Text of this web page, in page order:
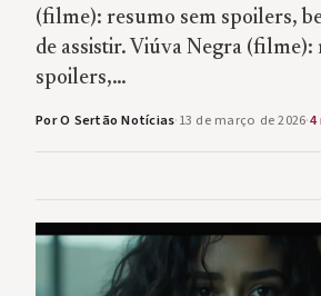
(filme): resumo sem spoilers,
de assistir. Viúva Negra (filme):
spoilers,…
Por O Sertão Notícias·13 de março de 2026·